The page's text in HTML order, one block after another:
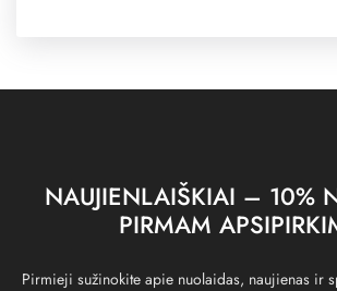
NAUJIENLAIŠKIAI – 10%
PIRMAM
Pirmieji sužinokite apie nuolaidas, naujienas ir